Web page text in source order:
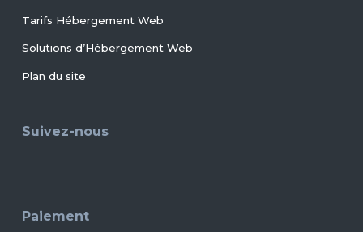
Tarifs Hébergement Web
Solutions d’Hébergement Web
Plan du site
Suivez-nous
Paiement